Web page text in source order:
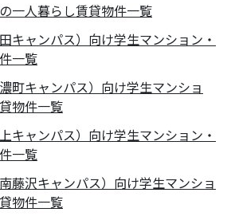
一人暮らし賃貸物件一覧
キャンパス）向け学生マンション・
一覧
町キャンパス）向け学生マンショ
物件一覧
キャンパス）向け学生マンション・
一覧
藤沢キャンパス）向け学生マンショ
物件一覧